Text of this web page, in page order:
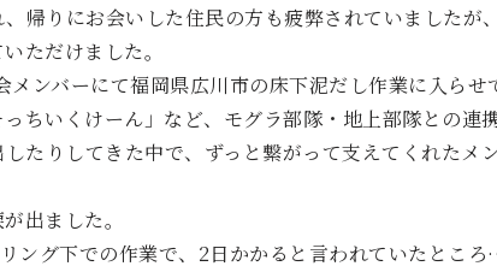
帰りにお会いした住民の方も疲弊されていましたが
ただけました。
ンバーにて福岡県広川市の床下泥だし作業に入らせ
っちいくけーん」など、モグラ部隊・地上部隊との連
たりしてきた中で、ずっと繋がって支えてくれたメ
出ました。
ング下での作業で、2日かかると言われていたとこ